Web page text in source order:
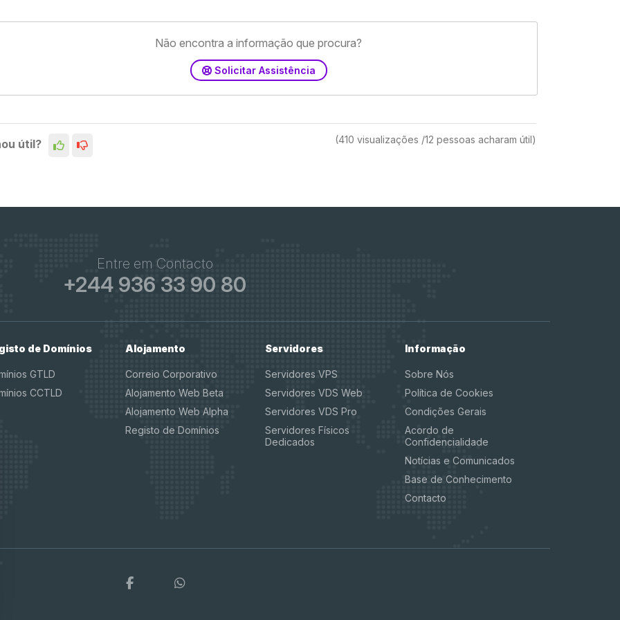
Não encontra a informação que procura?
Solicitar Assistência
útil? (410 visualizações /12 pessoas acharam útil)
Entre em Contacto
+244 936 33 90 80
de Domínios
GTLD
CCTLD
Alojamento
Correio Corporativo
Alojamento Web Beta
Alojamento Web Alpha
Registo de Domínios
Servidores
Servidores VPS
Servidores VDS Web
Servidores VDS Pro
Servidores Físicos
Dedicados
Informação
Sobre Nós
Política de Cookies
Condições Gerais
Acordo de
Confidencialidade
Notícias e Comunicados
Base de Conhecimento
Contacto